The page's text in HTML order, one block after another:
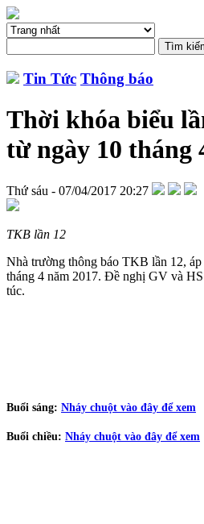
Tin Tức Thông báo
Thời khóa biểu
từ ngày 10 tháng
Thứ sáu - 07/04/2017 20:27
TKB lần 12
Nhà trường thông báo TKB lần 12,
tháng 4 năm 2017. Đề nghị GV và
túc.
Buổi sáng: Nháy chuột vào đây để xem
Buổi chiều: Nháy chuột vào đây để xem